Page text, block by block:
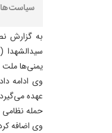
به گزارش
سیدالشهدا
یمنی‌ها
وی ادامه
عهده
حمله نظامی
وی اضافه